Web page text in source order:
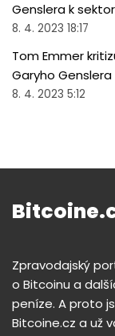
Genslera k
8. 4. 2023 18:17
Tom Emmer
Garyho
8. 4. 2023 5:12
Zpravodajský
o Bitcoinu a
peníze. A proto
Bitcoine.cz a už